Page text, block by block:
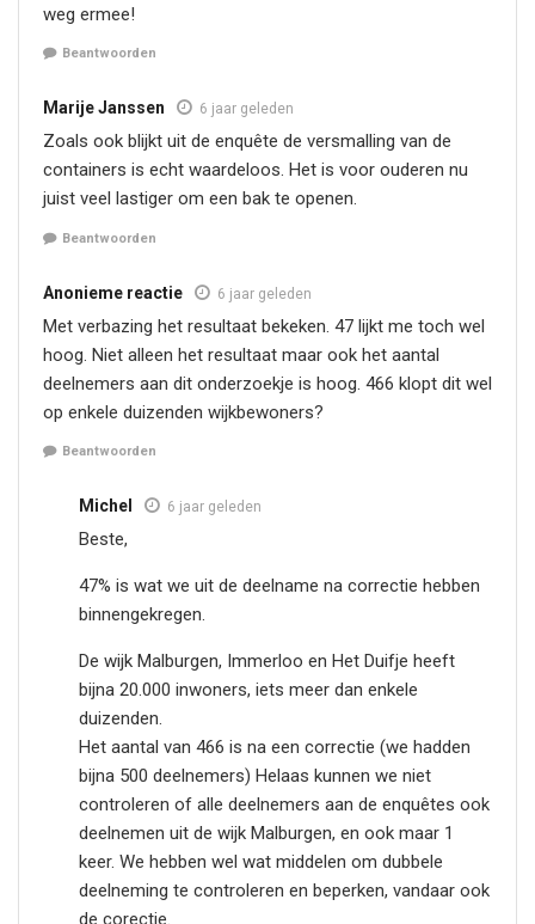
weg ermee!
Beantwoorden
Marije Janssen 6 jaar geleden
Zoals ook blijkt uit de enquête de versmalling van de
containers is echt waardeloos. Het is voor ouderen nu
juist veel lastiger om een bak te openen.
Beantwoorden
Anonieme reactie 6 jaar geleden
Met verbazing het resultaat bekeken. 47 lijkt me toch wel
hoog. Niet alleen het resultaat maar ook het aantal
deelnemers aan dit onderzoekje is hoog. 466 klopt dit wel
op enkele duizenden wijkbewoners?
Beantwoorden
Michel 6 jaar geleden
Beste,
47% is wat we uit de deelname na correctie hebben
binnengekregen.
De wijk Malburgen, Immerloo en Het Duifje heeft
bijna 20.000 inwoners, iets meer dan enkele
duizenden.
Het aantal van 466 is na een correctie (we hadden
bijna 500 deelnemers) Helaas kunnen we niet
controleren of alle deelnemers aan de enquêtes ook
deelnemen uit de wijk Malburgen, en ook maar 1
keer. We hebben wel wat middelen om dubbele
deelneming te controleren en beperken, vandaar ook
de corectie.